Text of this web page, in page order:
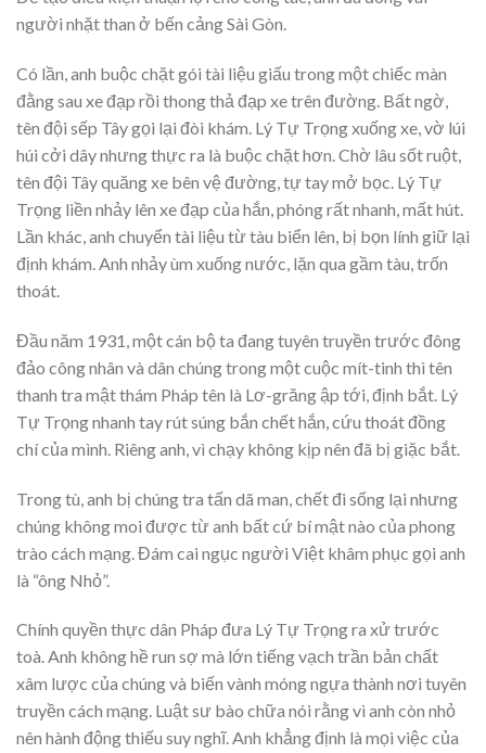
người nhặt than ở bến cảng Sài Gòn.
Có lần, anh buộc chặt gói tài liệu giấu trong một chiếc màn
đằng sau xe đạp rồi thong thả đạp xe trên đường. Bất ngờ,
tên đội sếp Tây gọi lại đòi khám. Lý Tự Trọng xuống xe, vờ lúi
húi cởi dây nhưng thực ra là buộc chặt hơn. Chờ lâu sốt ruột,
tên đội Tây quăng xe bên vệ đường, tự tay mở bọc. Lý Tự
Trọng liền nhảy lên xe đạp của hắn, phóng rất nhanh, mất hút.
Lần khác, anh chuyển tài liệu từ tàu biển lên, bị bọn lính giữ lại
định khám. Anh nhảy ùm xuống nước, lặn qua gầm tàu, trốn
thoát.
Đầu năm 1931, một cán bộ ta đang tuyên truyền trước đông
đảo công nhân và dân chúng trong một cuộc mít-tinh thì tên
thanh tra mật thám Pháp tên là Lơ-grăng ập tới, định bắt. Lý
Tự Trọng nhanh tay rút súng bắn chết hắn, cứu thoát đồng
chí của mình. Riêng anh, vì chạy không kịp nên đã bị giặc bắt.
Trong tù, anh bị chúng tra tấn dã man, chết đi sống lại nhưng
chúng không moi được từ anh bất cứ bí mật nào của phong
trào cách mạng. Đám cai ngục người Việt khâm phục gọi anh
là “ông Nhỏ”.
Chính quyền thực dân Pháp đưa Lý Tự Trọng ra xử trước
toà. Anh không hề run sợ mà lớn tiếng vạch trần bản chất
xâm lược của chúng và biến vành móng ngựa thành nơi tuyên
truyền cách mạng. Luật sư bào chữa nói rằng vì anh còn nhỏ
nên hành động thiếu suy nghĩ. Anh khẳng định là mọi việc của